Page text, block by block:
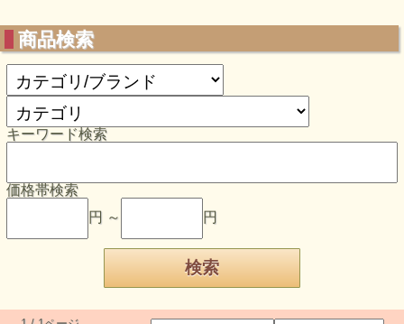
商品検索
キーワード検索
価格帯検索
円 ～
円